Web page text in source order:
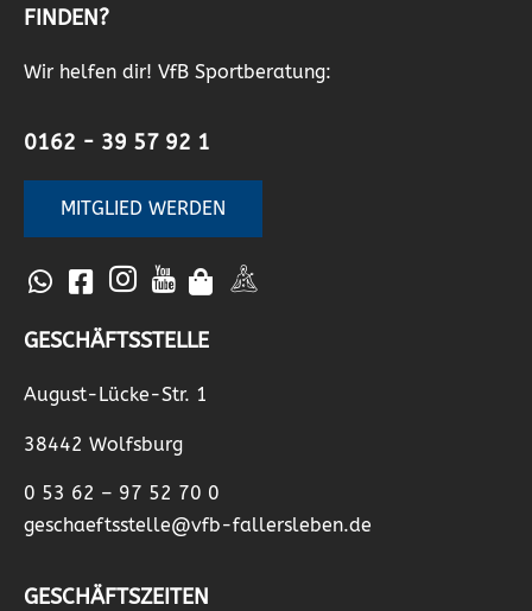
FINDEN?
Wir helfen dir! VfB Sportberatung:
0162 - 39 57 92 1
MITGLIED WERDEN
GESCHÄFTSSTELLE
August-Lücke-Str. 1
38442 Wolfsburg
0 53 62 – 97 52 70 0
geschaeftsstelle@vfb-fallersleben.de
GESCHÄFTSZEITEN